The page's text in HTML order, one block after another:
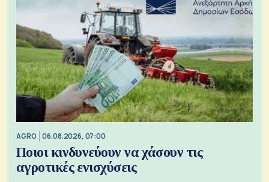
AGRO 06.08.2026, 07:00
Ποιοι κινδυνεύουν να χάσουν τις
αγροτικές ενισχύσεις